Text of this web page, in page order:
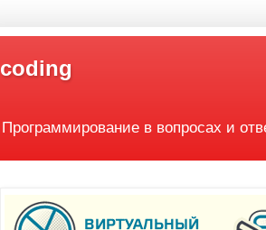
coding
Программирование в вопросах и